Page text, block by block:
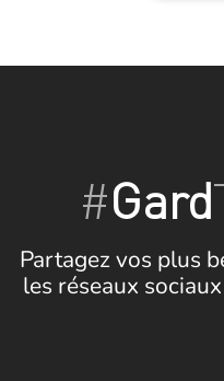
#Gard
Partagez vos plus
les réseaux